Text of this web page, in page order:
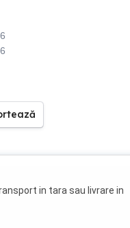
in tara sau livrare in